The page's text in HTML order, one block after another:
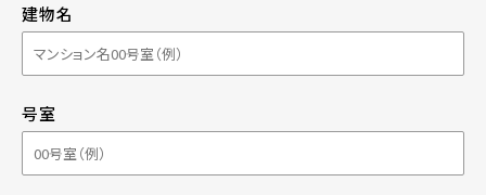
建物名
号室